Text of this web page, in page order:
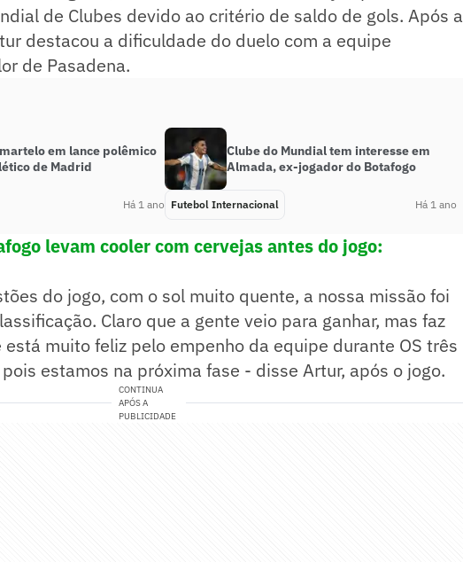
de Clubes devido ao critério de saldo de gols. Após a
destacou a dificuldade do duelo com a equipe
de Pasadena.
em lance polêmico
de Madrid
Há 1 ano
Clube do Mundial tem interesse em
Almada, ex-jogador do Botafogo
Futebol Internacional Há 1 ano
levam cooler com cervejas antes do jogo:
do jogo, com o sol muito quente, a nossa missão foi
Claro que a gente veio para ganhar, mas faz
muito feliz pelo empenho da equipe durante OS três
estamos na próxima fase - disse Artur, após o jogo.
CONTINUA
APÓS A
PUBLICIDADE